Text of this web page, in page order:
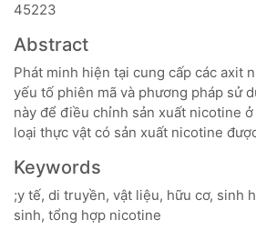
45223
Abstract
Phát minh hiện tại cung cấp các axit
yếu tố phiên mã và phương pháp sử
này để điều chỉnh sản xuất nicotine
loại thực vật có sản xuất nicotine
Keywords
;y tế, di truyền, vật liệu, hữu cơ, sinh
sinh, tổng hợp nicotine